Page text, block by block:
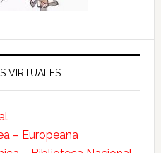
VIRTUALES
– Europeana